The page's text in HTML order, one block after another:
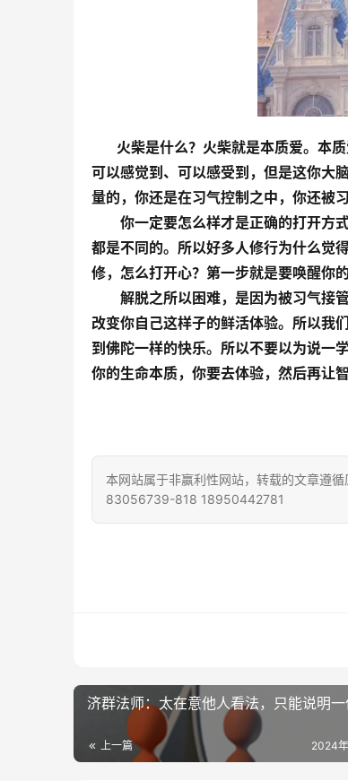
火柴是什么？火柴就是本质爱。本质
可以感觉到、可以感受到，但是这你大
量的，你还是在习气控制之中，你还被习
你一定要怎么样才是正确的打开方式
都是不同的。所以好多人修行为什么觉
修，怎么打开心？第一步就是要唤醒你的
解脱之所以困难，是因为被习气接管
改变你自己这样子的鲜活体验。所以我
到佛陀一样的快乐。所以不要以为说一
你的生命本质，你要去体验，然后再让
本网站属于非赢利性网站，转载的文章遵
83056739-818 18950442781
济群法师：太在意他人看法，只能说明
上一篇 2024